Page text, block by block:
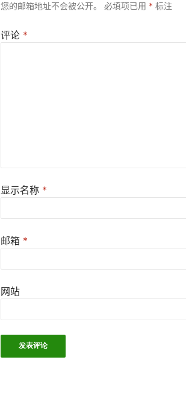
您的邮箱地址不会被公开。 必填项已用 * 标注
评论 *
显示名称 *
邮箱 *
网站